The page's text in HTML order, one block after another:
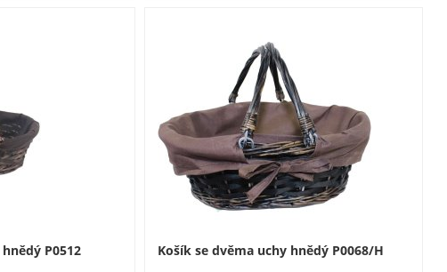
P0512 Košík se dvěma uchy hnědý P0068/H